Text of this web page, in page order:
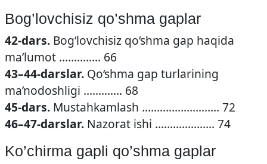
Bog’lovchisiz qo’shma gaplar
42-dars. Bog‘lovchisiz qo‘shma gap haqida
ma’lumot ………….. 66
43–44-darslar. Qo‘shma gap turlarining
ma’nodoshligi …………. 68
45-dars. Mustahkamlash …………………….. 72
46–47-darslar. Nazorat ishi ……………….. 74
Ko’chirma gapli qo’shma gaplar